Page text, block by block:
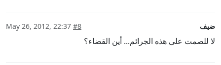
ضيف #8
لا للصمت على هذه الجرائم... أين القضاء؟